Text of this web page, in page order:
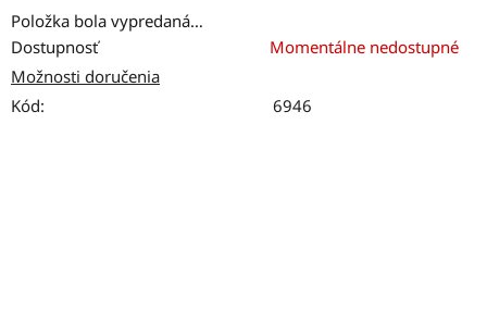
Položka bola vypredaná…
Dostupnosť
Momentálne nedostupné
Možnosti doručenia
Kód:
6946